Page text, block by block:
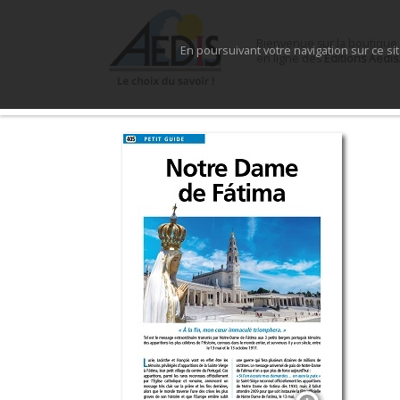
Bienvenue sur la boutique
en ligne desÉditions Aedis.
En poursuivant votre navigation sur ce